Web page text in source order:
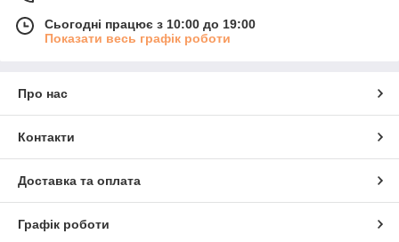
Сьогодні працює з 10:00 до 19:00
Показати весь графік роботи
Про нас
Контакти
Доставка та оплата
Графік роботи